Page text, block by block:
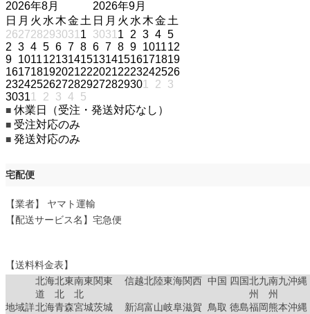
2026年8月
日 月 火 水 木金 土
262728293031 1
2 3 4 5 6 7 8
9 101112131415
16171819202122
23242526272829
30311 2 3 4 5
2026年9月
日 月 火 水 木金 土
3031 1 2 3 4 5
6 7 8 9 101112
13141516171819
20212223242526
272829301 2 3
■ 休業日（受注・発送対応なし）
■ 受注対応のみ
■ 発送対応のみ
宅配便
【業者】 ヤマト運輸
【配送サービス名】宅急便
【送料料金表】
北海
道
北東
北
南東
北
関東 信越北陸東海関西 中国 四国北九
州
南九
州
沖縄
地域詳北海青森宮城茨城
新潟富山岐阜滋賀
鳥取 徳島福岡熊本沖縄